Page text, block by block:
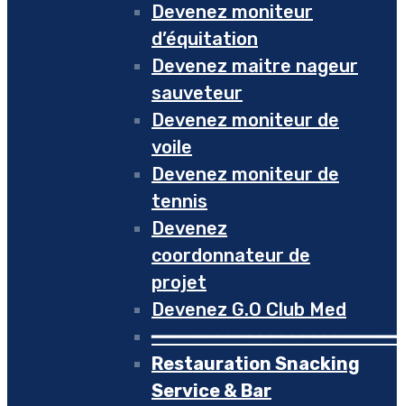
Devenez moniteur
d’équitation
Devenez maitre nageur
sauveteur
Devenez moniteur de
voile
Devenez moniteur de
tennis
Devenez
coordonnateur de
projet
Devenez G.O Club Med
Restauration Snacking
Service & Bar